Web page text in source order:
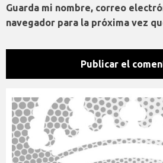
Guarda mi nombre, correo
navegador para la próxima vez